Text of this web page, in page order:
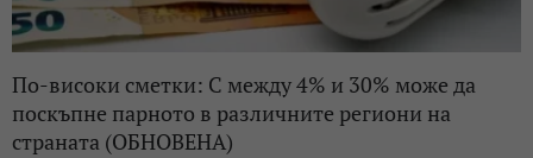
По-високи сметки: С между 4% и 30% може да
поскъпне парното в различните региони на
страната (ОБНОВЕНА)